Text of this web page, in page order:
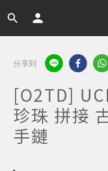
分享到
[O2TD]
珍珠 拼接
手鏈